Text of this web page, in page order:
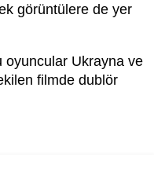
görüntülere de yer
oyuncular Ukrayna ve
filmde dublör